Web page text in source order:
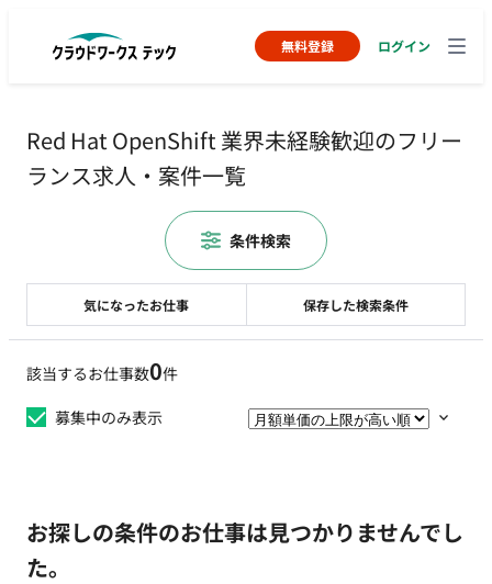
無料登録 ログイン
Red Hat OpenShift 業界未経験歓迎のフリー
ランス求人・案件一覧
該当するお仕事数0件
募集中のみ表示
お探しの条件のお仕事は見つかりませんでし
た。
気になったお仕事 保存した検索条件
条件検索